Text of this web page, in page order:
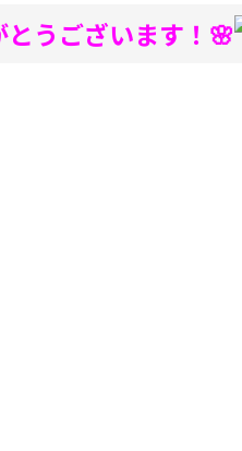
うございます！🌸